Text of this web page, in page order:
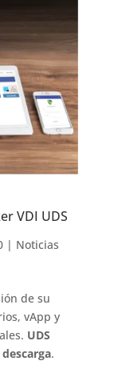
VDI UDS
| Noticias
de su
vApp y
UDS
.